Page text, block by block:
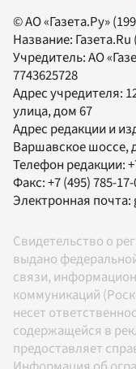
© АО «Газета.Ру»
Название: Газета.Ru
Учредитель:АО
7743625728
Адрес учредителя:
улица, дом 67
Адрес редакции и
Варшавское шоссе,
Телефон редакции:
Факс:+7 (495) 785-
Электронная почта:
Свидетельство о
выдано
связи,
коммуникаций
несет
содержащейся в
предоставляет